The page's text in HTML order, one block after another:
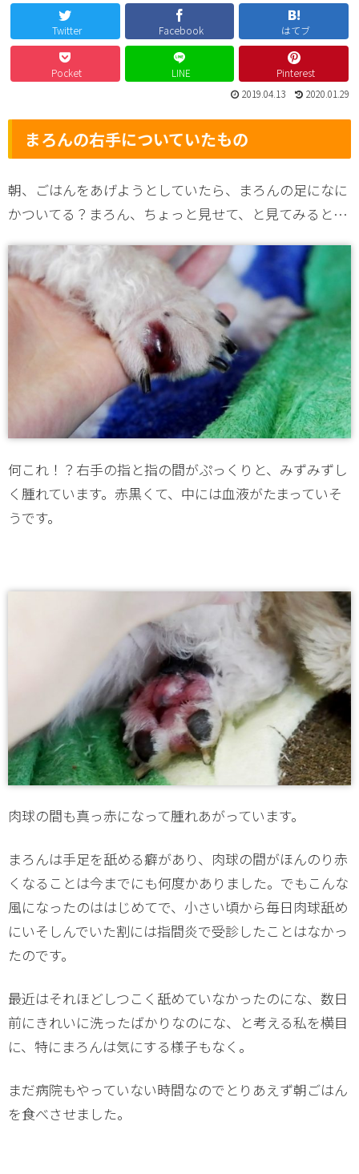
Twitter Facebook はてブ
Pocket LINE
Pinterest
2020.01.29
2019.04.13
まろんの右手についていたもの
朝、ごはんをあげようとしていたら、まろんの足になに
かついてる？まろん、ちょっと見せて、と見てみると…
何これ！？右手の指と指の間がぷっくりと、みずみずし
く腫れています。赤黒くて、中には血液がたまっていそ
うです。
肉球の間も真っ赤になって腫れあがっています。
まろんは手足を舐める癖があり、肉球の間がほんのり赤
くなることは今までにも何度かありました。でもこんな
風になったのははじめてで、小さい頃から毎日肉球舐め
にいそしんでいた割には指間炎で受診したことはなかっ
たのです。
最近はそれほどしつこく舐めていなかったのにな、数日
前にきれいに洗ったばかりなのにな、と考える私を横目
に、特にまろんは気にする様子もなく。
まだ病院もやっていない時間なのでとりあえず朝ごはん
を食べさせました。